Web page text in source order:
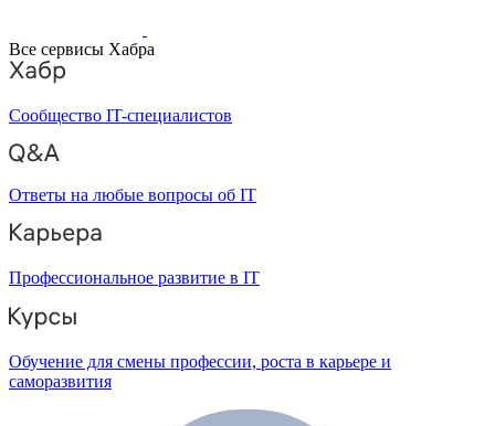
Все сервисы Хабра
Сообщество IT-специалистов
Ответы на любые вопросы об IT
Профессиональное развитие в IT
Обучение для смены профессии, роста в карьере и
саморазвития